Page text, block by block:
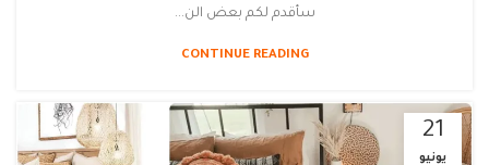
سأقدم لكم بعض الن...
CONTINUE READING
21
يونيو